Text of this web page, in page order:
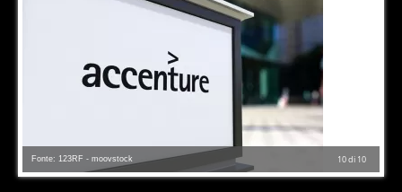
10di 10
Fonte: 123RF - moovstock